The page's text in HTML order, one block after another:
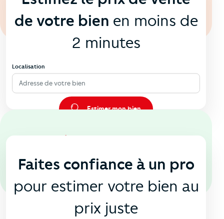
de votre bien en moins de
2 minutes
Localisation
Adresse de votre bien
Estimer mon bien
En agence
Faites confiance à un pro
pour estimer votre bien au
prix juste